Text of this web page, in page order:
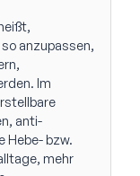
anzupassen,
Im
anti-
Hebe- bzw.
mehr